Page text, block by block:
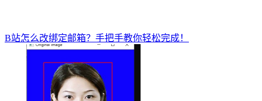
B站怎么改绑定邮箱？手把手教你轻松完成！